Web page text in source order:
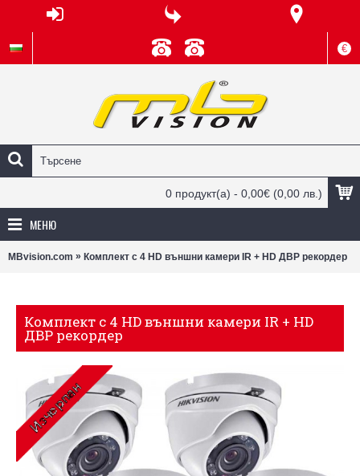
€
0 продукт(а) - 0,00€ (0,00 лв.)
МЕНЮ
MBvision.com » Комплект с 4 HD външни камери IR + HD ДВР рекордер
Комплект с 4 HD външни камери IR + HD
ДВР рекордер